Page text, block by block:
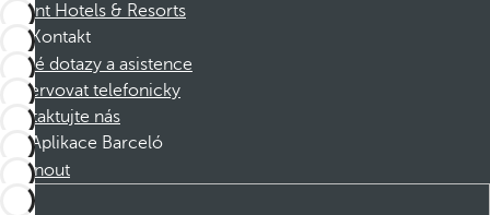
Dorint Hotels & Resorts
Kontakt
Časté dotazy a asistence
Rezervovat telefonicky
Kontaktujte nás
Aplikace Barceló
Stáhnout